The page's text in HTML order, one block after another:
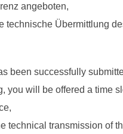
angeboten,
technische Übermittlung
been successfully
you will be offered a time
technical transmission of